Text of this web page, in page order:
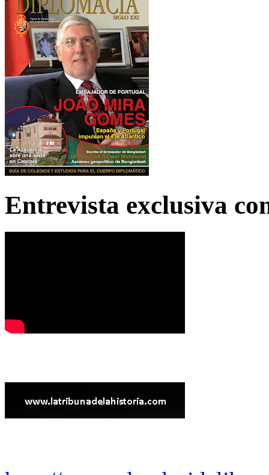
Entrevista exclusiva